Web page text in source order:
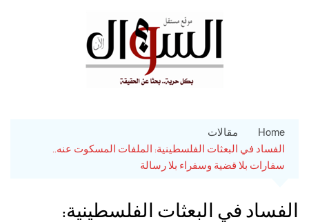
Home
مقالات
الفساد في البعثات الفلسطينية: الملفات المسكوت عنه..
سفارات بلا قضية وسفراء بلا رسالة
الفساد في البعثات الفلسطينية: